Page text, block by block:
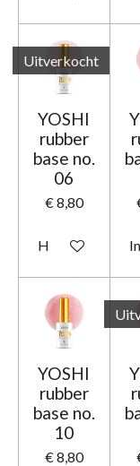
Uitverkocht
YOSHI
rubber
base no.
06
€ 8,80
Houd mij op de
YOSHI
rubber
base no.
10
€ 8,80